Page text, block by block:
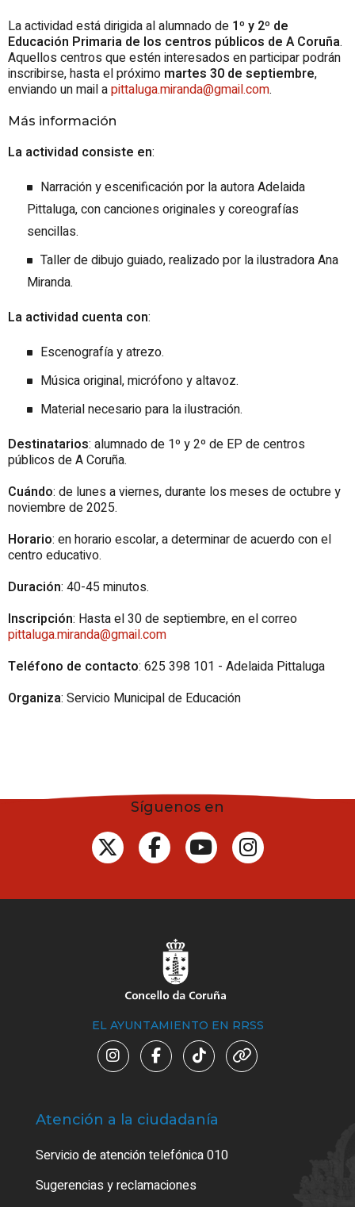
La actividad está dirigida al alumnado de 1º y 2º de
Educación Primaria de los centros públicos de A Coruña.
Aquellos centros que estén interesados en participar podrán
inscribirse, hasta el próximo martes 30 de septiembre,
enviando un mail apittaluga.miranda@gmail.com.
Más información
La actividad consiste en:
Narración y escenificación por la autora Adelaida
Pittaluga, con canciones originales y coreografías
sencillas.
Taller de dibujo guiado, realizado por la ilustradora Ana
Miranda.
La actividad cuenta con:
Escenografía y atrezo.
Música original, micrófono y altavoz.
Material necesario para la ilustración.
Destinatarios: alumnado de 1º y 2º de EP de centros
públicos de A Coruña.
Cuándo: de lunes a viernes, durante los meses de octubre y
noviembre de 2025.
Horario: en horario escolar, a determinar de acuerdo con el
centro educativo.
Duración: 40-45 minutos.
Inscripción: Hasta el 30 de septiembre, en el correo
pittaluga.miranda@gmail.com
Teléfono de contacto: 625 398 101 - Adelaida Pittaluga
Organiza: Servicio Municipal de Educación
Síguenos en
EL AYUNTAMIENTO EN RRSS
Atención a la ciudadanía
Servicio de atención telefónica 010
Sugerencias y reclamaciones